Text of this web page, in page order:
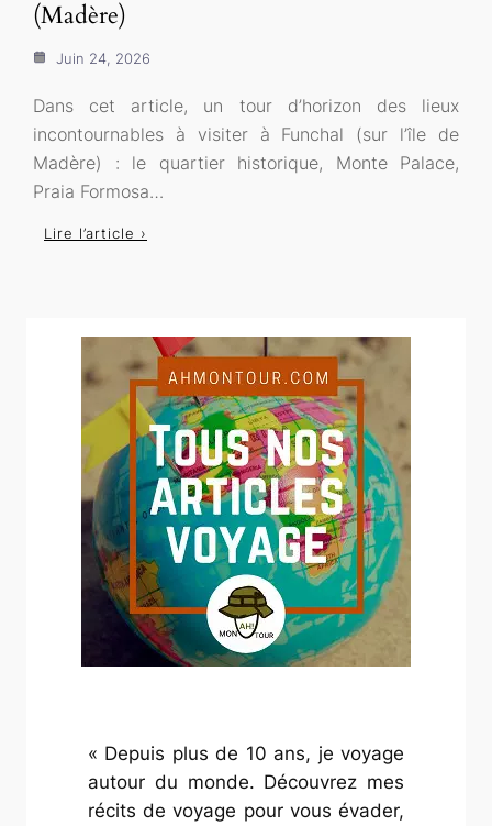
(Madère)
Juin 24, 2026
Dans cet article, un tour d’horizon des lieux
incontournables à visiter à Funchal (sur l’île de
Madère) : le quartier historique, Monte Palace,
Praia Formosa…
Lire l’article ›
« Depuis plus de 10 ans, je voyage
autour du monde. Découvrez mes
récits de voyage pour vous évader,